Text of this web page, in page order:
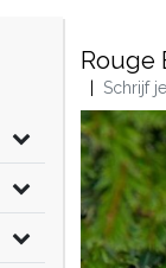
Rouge
Schrijf